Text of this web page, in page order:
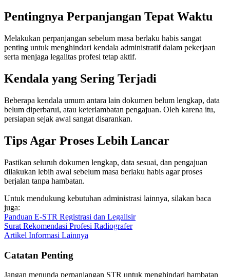
Pentingnya Perpanjangan Tepat Waktu
Melakukan perpanjangan sebelum masa berlaku habis sangat
penting untuk menghindari kendala administratif dalam pekerjaan
serta menjaga legalitas profesi tetap aktif.
Kendala yang Sering Terjadi
Beberapa kendala umum antara lain dokumen belum lengkap, data
belum diperbarui, atau keterlambatan pengajuan. Oleh karena itu,
persiapan sejak awal sangat disarankan.
Tips Agar Proses Lebih Lancar
Pastikan seluruh dokumen lengkap, data sesuai, dan pengajuan
dilakukan lebih awal sebelum masa berlaku habis agar proses
berjalan tanpa hambatan.
Untuk mendukung kebutuhan administrasi lainnya, silakan baca
juga:
Panduan E-STR Registrasi dan Legalisir
Surat Rekomendasi Profesi Radiografer
Artikel Informasi Lainnya
Catatan Penting
Jangan menunda perpanjangan STR untuk menghindari hambatan